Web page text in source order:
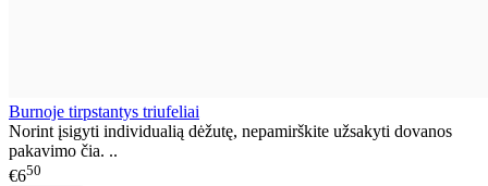
Burnoje tirpstantys triufeliai
Norint įsigyti individualią dėžutę, nepamirškite užsakyti dovanos
pakavimo čia. ..
€650